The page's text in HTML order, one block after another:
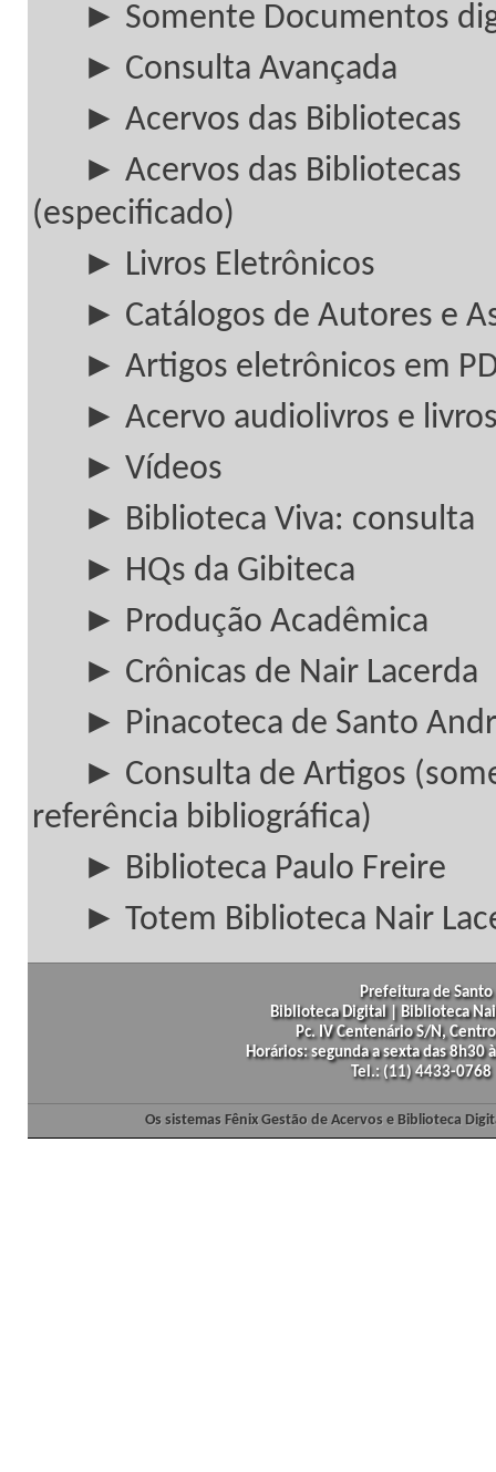
► Somente Documentos
► Consulta Avançada
► Acervos das Bibliotecas
► Acervos das Bibliotecas
(especificado)
► Livros Eletrônicos
► Catálogos de Autores e
► Artigos eletrônicos em
► Acervo audiolivros e
► Vídeos
► Biblioteca Viva: consulta
► HQs da Gibiteca
► Produção Acadêmica
► Crônicas de Nair Lacerda
► Pinacoteca de Santo
► Consulta de Artigos
referência bibliográfica)
► Biblioteca Paulo Freire
► Totem Biblioteca Nair
Prefeitura de
Biblioteca Digital | Biblioteca
Pc. IV Centenário S/N,
Horários: segunda a sexta das
Tel.: (11) 4433-
Os sistemas Fênix Gestão de Acervos e Biblioteca